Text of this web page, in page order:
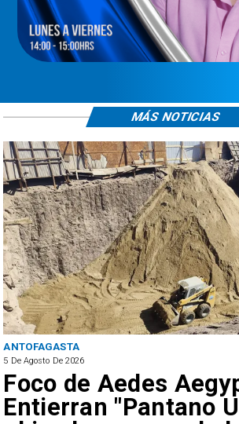
ANTOFAGASTA
5 De Agosto De 2026
Foco de Aedes
Entierran "Pantano
MÁS NOTICIAS